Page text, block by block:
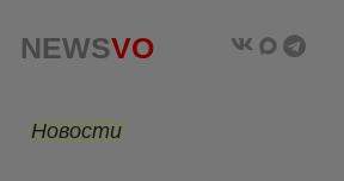
NEWSVO
Новости